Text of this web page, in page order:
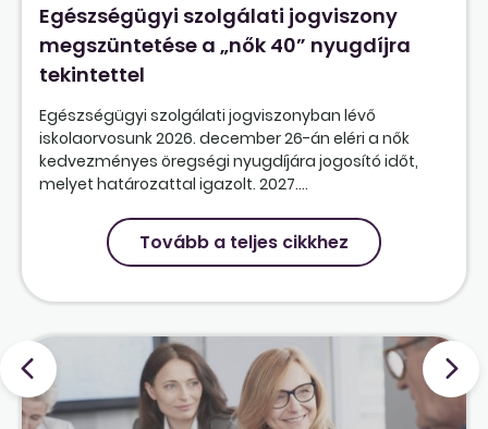
Egészségügyi szolgálati jogviszony
megszüntetése a „nők 40” nyugdíjra
tekintettel
Egészségügyi szolgálati jogviszonyban lévő
iskolaorvosunk 2026. december 26-án eléri a nők
kedvezményes öregségi nyugdíjára jogosító időt,
melyet határozattal igazolt. 2027....
Tovább a teljes cikkhez